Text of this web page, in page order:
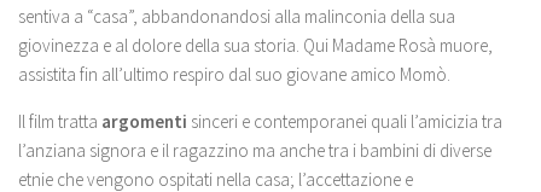
sentiva a “casa”, abbandonandosi alla malinconia della sua
giovinezza e al dolore della sua storia. Qui Madame Rosà muore,
assistita fin all’ultimo respiro dal suo giovane amico Momò.
Il film tratta argomenti sinceri e contemporanei quali l’amicizia tra
l’anziana signora e il ragazzino ma anche tra i bambini di diverse
etnie che vengono ospitati nella casa; l’accettazione e